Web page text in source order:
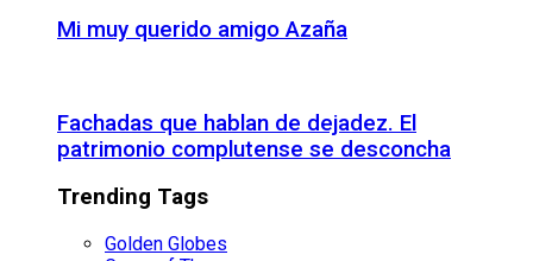
Mi muy querido amigo Azaña
Fachadas que hablan de dejadez. El
patrimonio complutense se desconcha
Trending Tags
Golden Globes